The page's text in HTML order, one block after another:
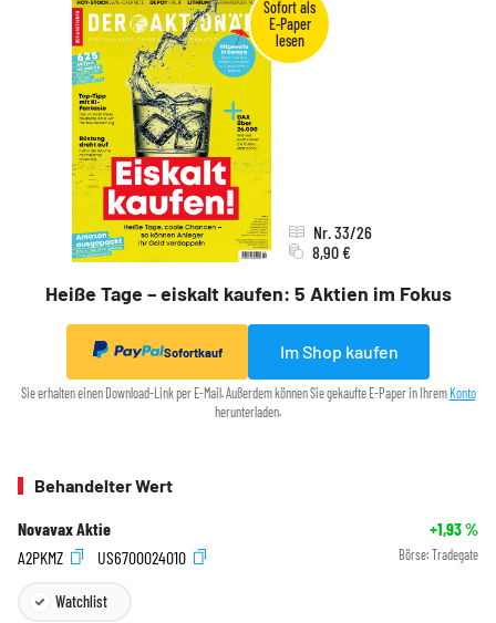
Heiße Tage – eiskalt kaufen: 5 Aktien im Fokus
Nr. 33/26
8,90 €
Sofortkauf Im Shop kaufen
Sie erhalten einen Download-Link per E-Mail. Außerdem können Sie gekaufte E-Paper in Ihrem Konto
herunterladen.
Behandelter Wert
Novavax Aktie +1,93%
A2PKMZ
US6700024010 Börse: Tradegate
Watchlist